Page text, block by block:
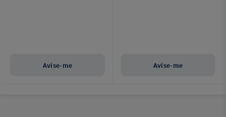
Avise-me Avise-me